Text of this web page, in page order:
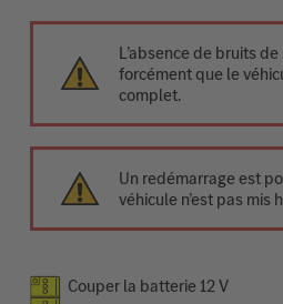
L’absence de bruits
forcément que le
complet.
Un redémarrage est
véhicule n’est pas mis
Couper la batterie 12 V